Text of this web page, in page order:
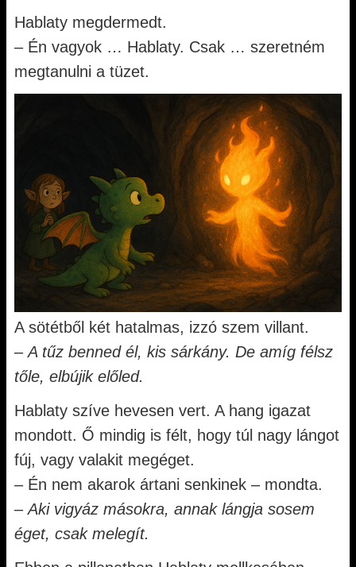
Hablaty megdermedt.
– Én vagyok … Hablaty. Csak … szeretném
megtanulni a tüzet.
A sötétből két hatalmas, izzó szem villant.
–A tűz benned él, kis sárkány. De amíg félsz
tőle, elbújik előled.
Hablaty szíve hevesen vert. A hang igazat
mondott. Ő mindig is félt, hogy túl nagy lángot
fúj, vagy valakit megéget.
– Én nem akarok ártani senkinek – mondta.
–Aki vigyáz másokra, annak lángja sosem
éget, csak melegít.